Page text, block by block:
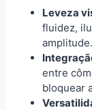
Leveza
fluidez,
amplitude.
entre
bloquear